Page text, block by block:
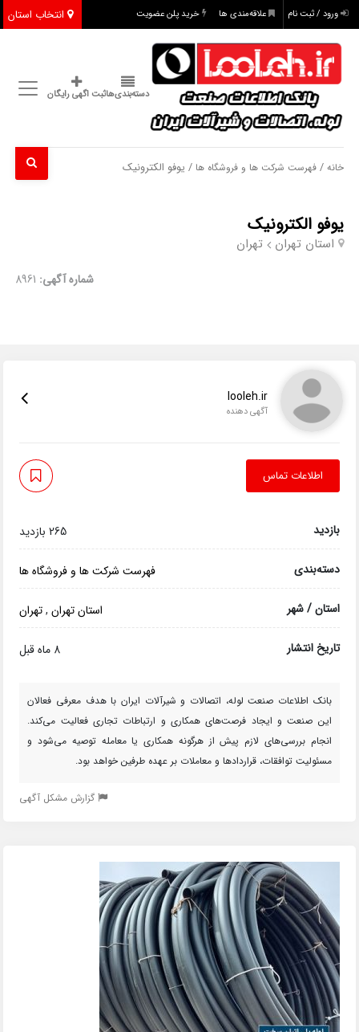
انتخاب استان ورود / ثبت نام علاقه‌مندی ها خرید پلن عضویت
دسته‌بندی‌هاثبت اگهی رایگان
خانه /فهرست شرکت ها و فروشگاه ها / یوفو الکترونیک
یوفو الکترونیک
استان تهران تهران
شماره آگهی: 8961
looleh.ir
آگهی دهنده
اطلاعات تماس
بازدید 265 بازدید
دسته‌بندی فهرست شرکت ها و فروشگاه ها
استان / شهر استان تهران,تهران
تاریخ انتشار 8 ماه قبل
بانک اطلاعات صنعت لوله، اتصالات و شیرآلات ایران با هدف معرفی فعالان
این صنعت و ایجاد فرصت‌های همکاری و ارتباطات تجاری فعالیت می‌کند.
انجام بررسی‌های لازم پیش از هرگونه همکاری یا معامله توصیه می‌شود و
مسئولیت توافقات، قراردادها و معاملات بر عهده طرفین خواهد بود.
گزارش مشکل آگهی